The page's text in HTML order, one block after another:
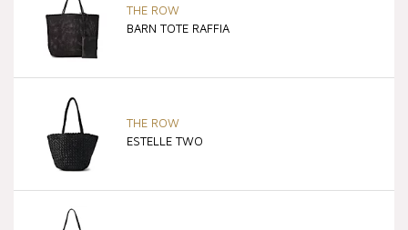
THE ROW
BARN TOTE RAFFIA
THE ROW
ESTELLE TWO